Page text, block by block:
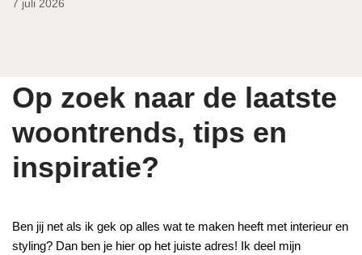
7 juli 2026
Op zoek naar de laatste
woontrends, tips en
inspiratie?
Ben jij net als ik gek op alles wat te maken heeft met interieur en
styling? Dan ben je hier op het juiste adres! Ik deel mijn